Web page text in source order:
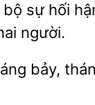
bộ
hối
người.
bảy,